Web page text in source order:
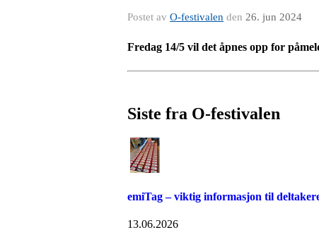
Postet av O-festivalen den 26. jun 2024
Fredag 14/5 vil det åpnes opp for
Siste fra O-festivalen
emiTag – viktig informasjon til
13.06.2026